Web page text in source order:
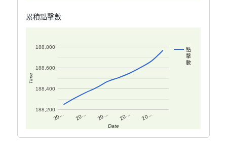
累積點擊數
點
擊
數
20… 20… 20… 20… 20…
188,200
188,400
188,600
188,800
Date
Time